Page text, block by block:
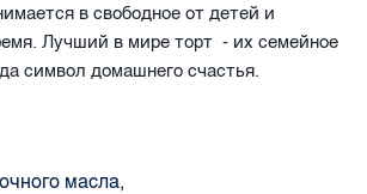
в свободное от детей и
Лучший в мире торт - их семейное
символ домашнего счастья.
масла,